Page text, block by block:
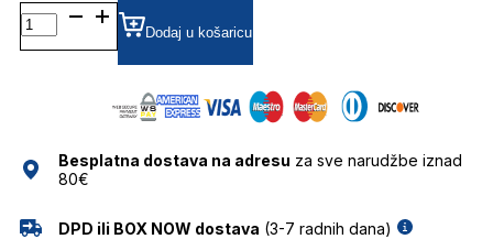
BOSS1200/S
ZRCALNE SUNČANE
NAOČALE
Dodaj u košaricu
Besplatna dostava na adresu za sve narudžbe iznad
80€
DPD ili BOX NOW dostava (3-7 radnih dana)